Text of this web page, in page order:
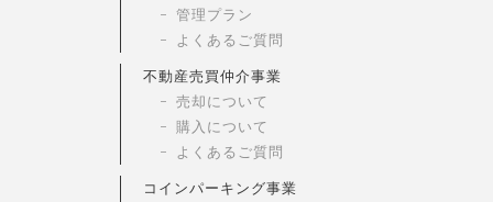
管理プラン
よくあるご質問
不動産売買仲介事業
売却について
購入について
よくあるご質問
コインパーキング事業